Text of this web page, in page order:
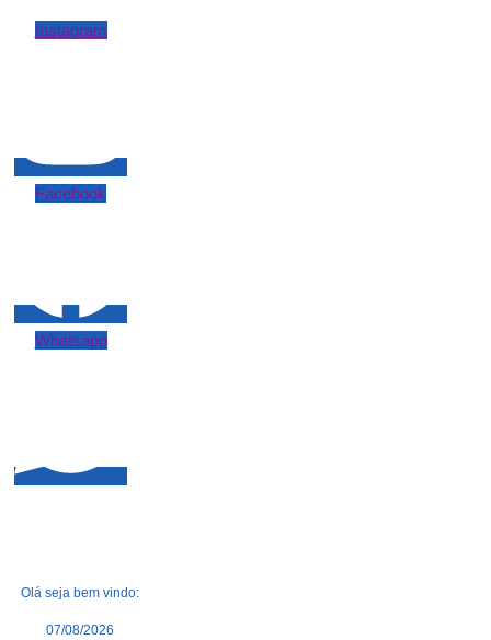
Instagram
Facebook
Whatsapp
Olá seja bem vindo:
07/08/2026